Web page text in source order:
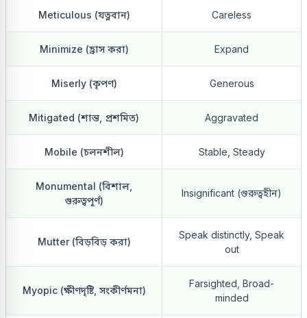
Meticulous (যত্নবান) Careless
Minimize (হ্রাস করা) Expand
Miserly (কৃপণ) Generous
Mitigated (শান্ত, প্রশমিত) Aggravated
Mobile (চলনশীল) Stable, Steady
Monumental (বিশাল,
গুরুত্বপূর্ণ)
Insignificant (গুরুত্বহীন)
Mutter (বিড়বিড় করা)
Speak distinctly, Speak
out
Myopic (ক্ষীণদৃষ্টি, সংকীর্ণমনা)
Farsighted, Broad-
minded